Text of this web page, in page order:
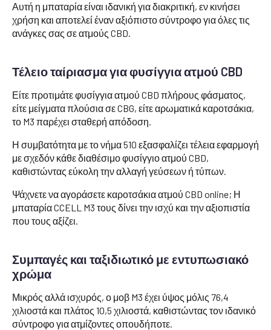
Αυτή η μπαταρία είναι ιδανική για διακριτική, εν κινήσει
χρήση και αποτελεί έναν αξιόπιστο σύντροφο για όλες τις
ανάγκες σας σε ατμούς CBD.
Τέλειο ταίριασμα για φυσίγγια ατμού CBD
Είτε προτιμάτε φυσίγγια ατμού CBD πλήρους φάσματος,
είτε μείγματα πλούσια σε CBG, είτε αρωματικά καροτσάκια,
το M3 παρέχει σταθερή απόδοση.
Η συμβατότητα με το νήμα 510 εξασφαλίζει τέλεια εφαρμογή
με σχεδόν κάθε διαθέσιμο φυσίγγιο ατμού CBD,
καθιστώντας εύκολη την αλλαγή γεύσεων ή τύπων.
Ψάχνετε να αγοράσετε καροτσάκια ατμού CBD online; Η
μπαταρία CCELL M3 τους δίνει την ισχύ και την αξιοπιστία
που τους αξίζει.
Συμπαγές και ταξιδιωτικό με εντυπωσιακό
χρώμα
Μικρός αλλά ισχυρός, ο μοβ M3 έχει ύψος μόλις 76,4
χιλιοστά και πλάτος 10,5 χιλιοστά, καθιστώντας τον ιδανικό
σύντροφο για ατμίζοντες οπουδήποτε.